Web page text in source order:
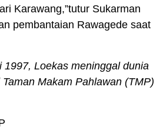
Karawang,”tutur Sukarman
pembantaian Rawagede saat
1997, Loekas meninggal dunia
Makam Pahlawan (TMP)